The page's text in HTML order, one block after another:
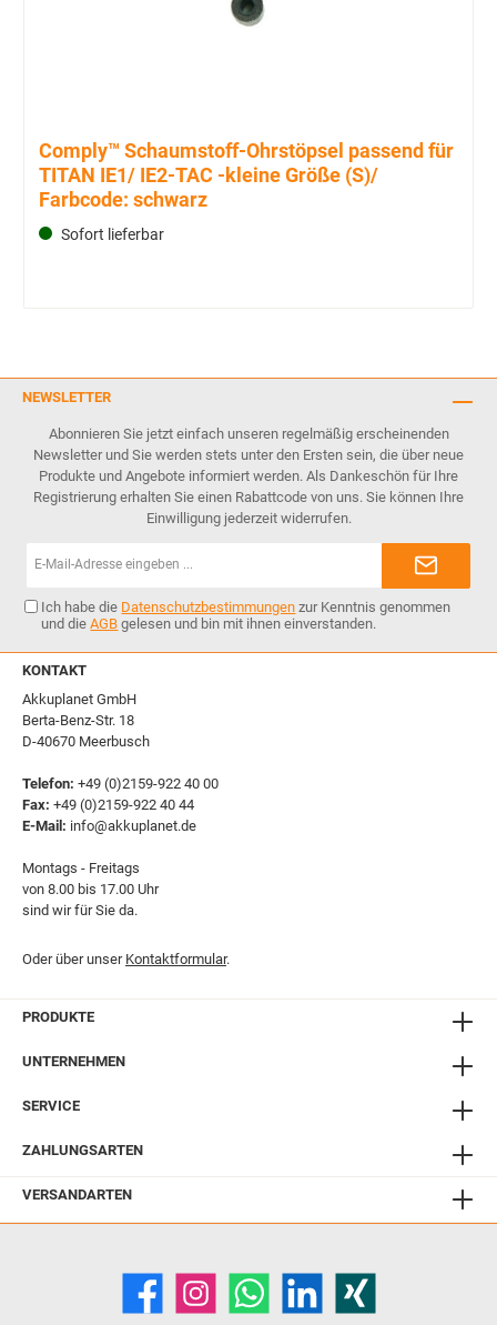
Comply™ Schaumstoff-Ohrstöpsel passend für
TITAN IE1/ IE2-TAC -kleine Größe (S)/
Farbcode: schwarz
Sofort lieferbar
NEWSLETTER
Abonnieren Sie jetzt einfach unseren regelmäßig erscheinenden
Newsletter und Sie werden stets unter den Ersten sein, die über neue
Produkte und Angebote informiert werden. Als Dankeschön für Ihre
Registrierung erhalten Sie einen Rabattcode von uns. Sie können Ihre
Einwilligung jederzeit widerrufen.
Ich habe die Datenschutzbestimmungen zur Kenntnis genommen
und dieAGB gelesen und bin mit ihnen einverstanden.
KONTAKT
Akkuplanet GmbH
Berta-Benz-Str. 18
D-40670 Meerbusch
Telefon: +49 (0)2159-922 40 00
Fax: +49 (0)2159-922 40 44
E-Mail: info@akkuplanet.de
Montags - Freitags
von 8.00 bis 17.00 Uhr
sind wir für Sie da.
Oder über unser Kontaktformular.
PRODUKTE
UNTERNEHMEN
SERVICE
ZAHLUNGSARTEN
VERSANDARTEN